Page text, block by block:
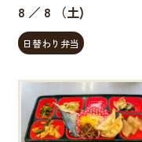
8 ／ 8 （土)
日替わり弁当